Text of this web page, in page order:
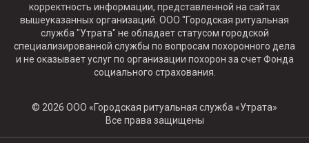
корректность информации, представленной на сайтах
вышеуказанных организаций. ООО "Городская ритуальная
служба "Утрата" не обладает статусом городской
специализированной службы по вопросам похоронного дела
и не оказывает услуг по организации похорон за счет Фонда
социального страхования.
© 2026 ООО «Городская ритуальная служба «Утрата»
Все права защищены